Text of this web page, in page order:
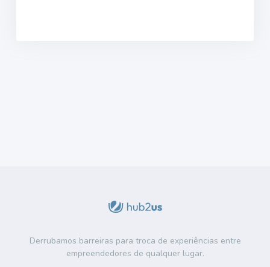
Derrubamos barreiras para troca de experiências entre
empreendedores de qualquer lugar.